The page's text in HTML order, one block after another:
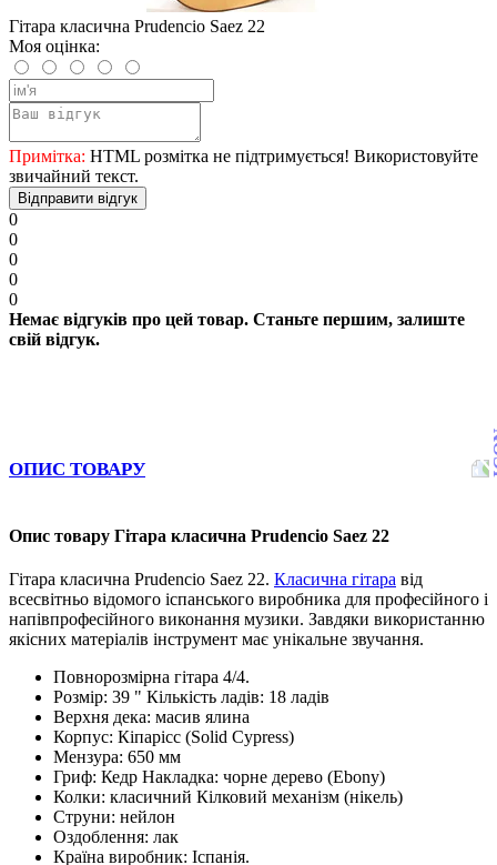
Гітара класична Prudencio Saez 22
Моя оцінка:
Примітка: HTML розмітка не підтримується! Використовуйте
звичайний текст.
Відправити відгук
0
0
0
0
0
Немає відгуків про цей товар. Станьте першим, залиште
свій відгук.
ОПИС ТОВАРУ
Опис товару Гітара класична Prudencio Saez 22
Гітара класична Prudencio Saez 22. Класична гітара від
всесвітньо відомого іспанського виробника для професійного і
напівпрофесійного виконання музики. Завдяки використанню
якісних матеріалів інструмент має унікальне звучання.
Повнорозмірна гітара 4/4.
Розмір: 39 " Кількість ладів: 18 ладів
Верхня дека: масив ялина
Корпус: Кіпарісс (Solid Cypress)
Мензура: 650 мм
Гриф: Кедр Накладка: чорне дерево (Ebony)
Колки: класичний Кілковий механізм (нікель)
Струни: нейлон
Оздоблення: лак
Країна виробник: Іспанія.